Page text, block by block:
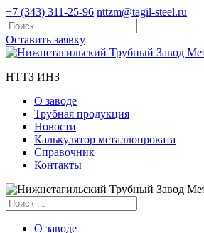
+7 (343) 311-25-96 nttzm@tagil-steel.ru
Оставить заявку
НТТЗ ИНЗ
О заводе
Трубная продукция
Новости
Калькулятор металлопроката
Справочник
Контакты
О заводе